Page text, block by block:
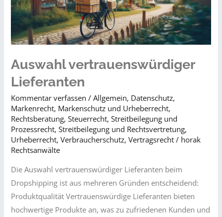
Auswahl vertrauenswürdiger
Lieferanten
Kommentar verfassen /Allgemein, Datenschutz,
Markenrecht, Markenschutz und Urheberrecht,
Rechtsberatung,Steuerrecht,Streitbeilegung und
Prozessrecht​,Streitbeilegung und Rechtsvertretung,
Urheberrecht,Verbraucherschutz,Vertragsrecht / horak
Rechtsanwälte
Die Auswahl vertrauenswürdiger Lieferanten beim
Dropshipping ist aus mehreren Gründen entscheidend:
Produktqualität Vertrauenswürdige Lieferanten bieten
hochwertige Produkte an, was zu zufriedenen Kunden und